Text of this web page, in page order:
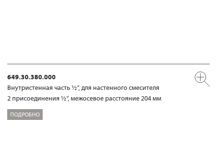
649.30.380.000
Внутристенная часть ½“, для настенного смесителя
2 присоединения ½“, межосевое расстояние 204 мм
ПОДРОБНО